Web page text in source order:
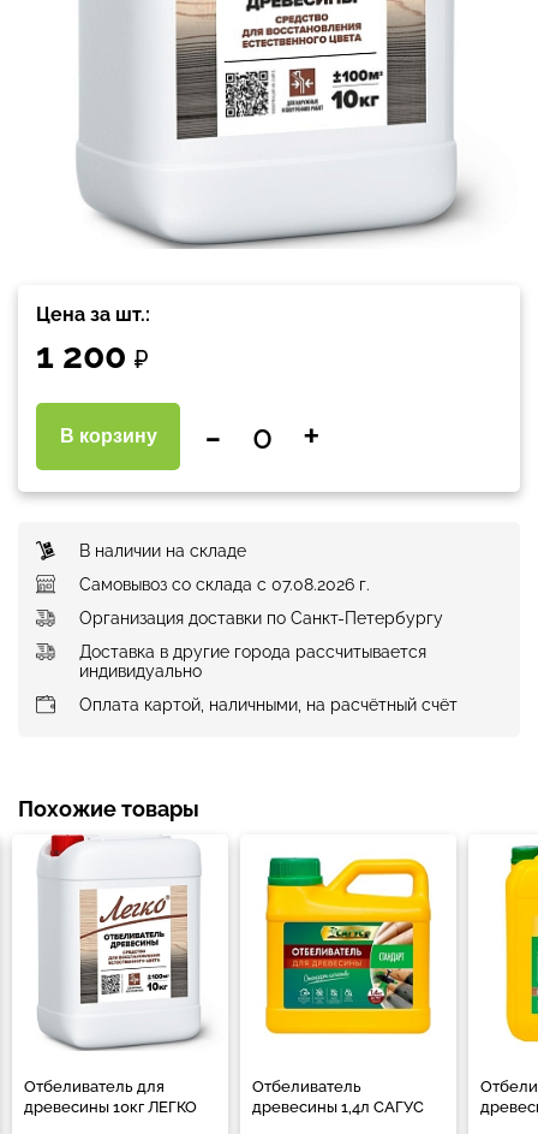
Цена за шт.:
1 200 ₽
В корзину - +
В наличии на складе
Самовывоз со склада с 07.08.2026 г.
Организация доставки по Санкт-Петербургу
Доставка в другие города рассчитывается
индивидуально
Оплата картой, наличными, на расчётный счёт
Похожие товары
Отбеливатель для
древесины 10кг ЛЕГКО
Отбеливатель
древесины 1,4л САГУС